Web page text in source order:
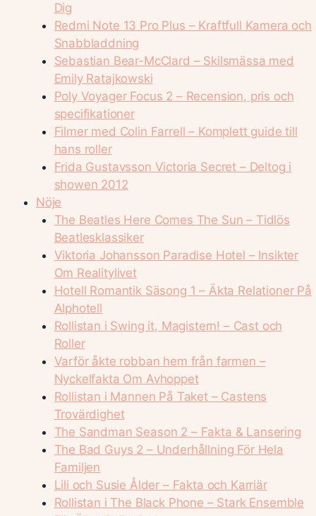
Dig
Redmi Note 13 Pro Plus – Kraftfull Kamera och
Snabbladdning
Sebastian Bear-McClard – Skilsmässa med
Emily Ratajkowski
Poly Voyager Focus 2 – Recension, pris och
specifikationer
Filmer med Colin Farrell – Komplett guide till
hans roller
Frida Gustavsson Victoria Secret – Deltog i
showen 2012
Nöje
The Beatles Here Comes The Sun – Tidlös
Beatlesklassiker
Viktoria Johansson Paradise Hotel – Insikter
Om Realitylivet
Hotell Romantik Säsong 1 – Äkta Relationer På
Alphotell
Rollistan i Swing it, Magistern! – Cast och
Roller
Varför åkte robban hem från farmen –
Nyckelfakta Om Avhoppet
Rollistan i Mannen På Taket – Castens
Trovärdighet
The Sandman Season 2 – Fakta & Lansering
The Bad Guys 2 – Underhållning För Hela
Familjen
Lili och Susie Ålder – Fakta och Karriär
Rollistan i The Black Phone – Stark Ensemble